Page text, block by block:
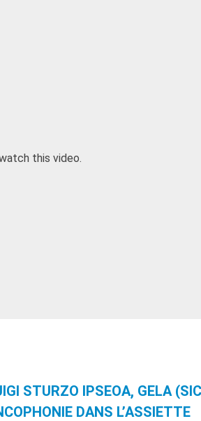
this video.
STURZO IPSEOA, GELA
DANS L’ASSIETTE